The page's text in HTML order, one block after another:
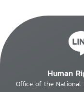
Human
Office of the National